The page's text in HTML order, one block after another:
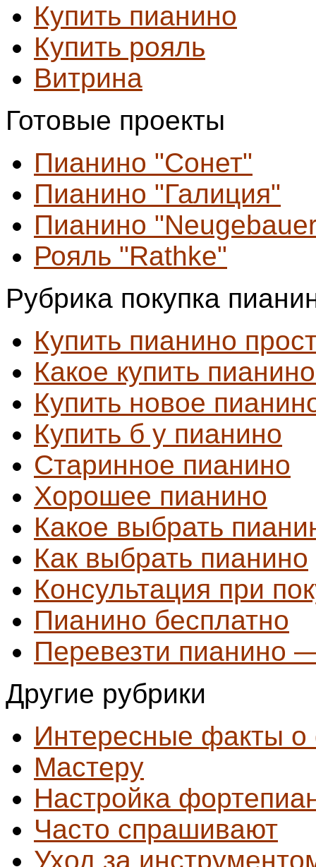
Купить пианино
Купить рояль
Витрина
Готовые проекты
Пианино "Сонет"
Пианино "Галиция"
Пианино
Рояль "Rathke"
Рубрика покупка
Купить пианино
Какое купить
Купить новое
Купить б у пианино
Старинное пианино
Хорошее пианино
Какое выбрать
Как выбрать пианино
Консультация при
Пианино бесплатно
Перевезти пианино
Другие рубрики
Интересные факты о
Мастеру
Настройка
Часто спрашивают
Уход за